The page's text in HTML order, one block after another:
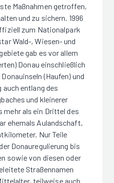
Maßnahmen getroffen,
und zu sichern. 1996
zum Nationalpark
Wald-, Wiesen- und
gab es vor allem
Donau einschließlich
(Haufen) und
auch entlang des
und kleinerer
mehr als ein Drittel des
ehemals Aulandschaft,
Nur Teile
Donauregulierung bis
sowie von diesen oder
Straßennamen
teilweise auch